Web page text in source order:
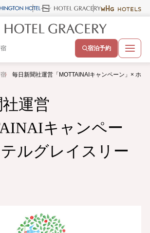
宿泊予約
毎日新聞社運営「MOTTAINAIキャンペーン」× ホテ
運営
キャンペー
ルグレイスリー